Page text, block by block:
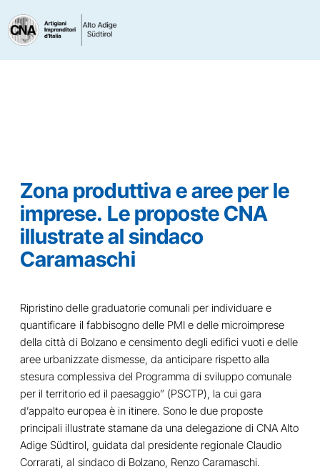
Zona produttiva e aree per le
imprese. Le proposte CNA
illustrate al sindaco
Caramaschi
Ripristino delle graduatorie comunali per individuare e
quantificare il fabbisogno delle PMI e delle microimprese
della città di Bolzano e censimento degli edifici vuoti e delle
aree urbanizzate dismesse, da anticipare rispetto alla
stesura complessiva del Programma di sviluppo comunale
per il territorio ed il paesaggio” (PSCTP), la cui gara
d’appalto europea è in itinere. Sono le due proposte
principali illustrate stamane da una delegazione di CNA Alto
Adige Südtirol, guidata dal presidente regionale Claudio
Corrarati, al sindaco di Bolzano, Renzo Caramaschi.